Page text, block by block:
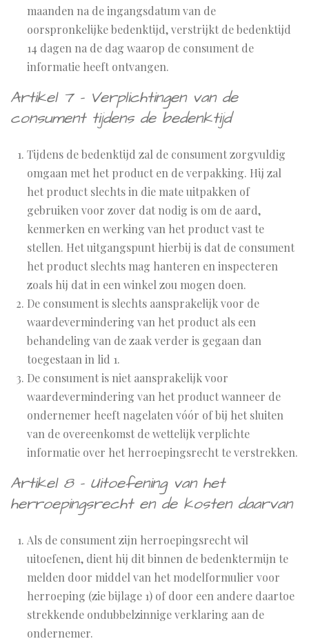
maanden na de ingangsdatum van de
oorspronkelijke bedenktijd, verstrijkt de bedenktijd
14 dagen na de dag waarop de consument de
informatie heeft ontvangen.
Artikel 7 - Verplichtingen van de
consument tijdens de bedenktijd
Tijdens de bedenktijd zal de consument zorgvuldig
omgaan met het product en de verpakking. Hij zal
het product slechts in die mate uitpakken of
gebruiken voor zover dat nodig is om de aard,
kenmerken en werking van het product vast te
stellen. Het uitgangspunt hierbij is dat de consument
het product slechts mag hanteren en inspecteren
zoals hij dat in een winkel zou mogen doen.
De consument is slechts aansprakelijk voor de
waardevermindering van het product als een
behandeling van de zaak verder is gegaan dan
toegestaan in lid 1.
De consument is niet aansprakelijk voor
waardevermindering van het product wanneer de
ondernemer heeft nagelaten vóór of bij het sluiten
van de overeenkomst de wettelijk verplichte
informatie over het herroepingsrecht te verstrekken.
Artikel 8 - Uitoefening van het
herroepingsrecht en de kosten daarvan
Als de consument zijn herroepingsrecht wil
uitoefenen, dient hij dit binnen de bedenktermijn te
melden door middel van het modelformulier voor
herroeping (ziebijlage 1) of door een andere daartoe
strekkende ondubbelzinnige verklaring aan de
ondernemer.